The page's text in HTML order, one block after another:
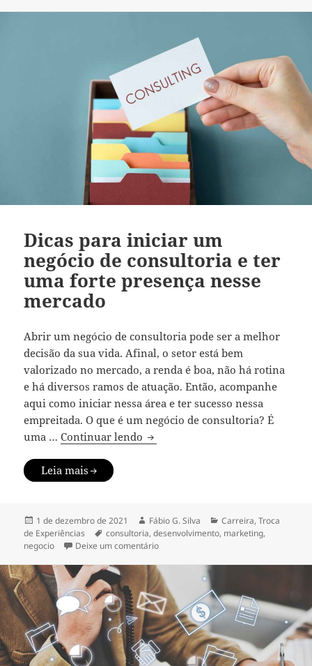
Dicas para iniciar um
negócio de consultoria e ter
uma forte presença nesse
mercado
Abrir um negócio de consultoria pode ser a melhor
decisão da sua vida. Afinal, o setor está bem
valorizado no mercado, a renda é boa, não há rotina
e há diversos ramos de atuação. Então, acompanhe
aqui como iniciar nessa área e ter sucesso nessa
empreitada. O que é um negócio de consultoria? É
uma …Continuar lendo Dicas para iniciar um negócio
Leia mais
Publicado
em
1 de dezembro de 2021 Autor
Fábio G. Silva Categorias
Carreira,Troca
de Experiências
Tags
consultoria,desenvolvimento, marketing,
negocio
Deixe um comentárioem Dicas para iniciar um negócio de